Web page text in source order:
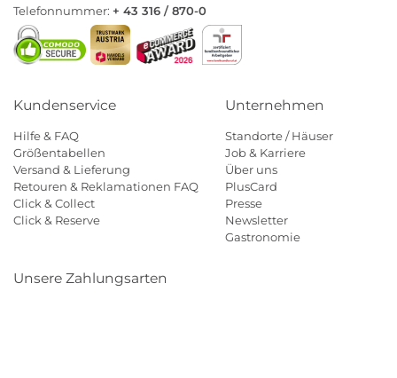
Telefonnummer: + 43 316 / 870-0
Kundenservice
Hilfe & FAQ
Größentabellen
Versand & Lieferung
Retouren & Reklamationen FAQ
Click & Collect
Click & Reserve
Unternehmen
Standorte / Häuser
Job & Karriere
Über uns
PlusCard
Presse
Newsletter
Gastronomie
Unsere Zahlungsarten